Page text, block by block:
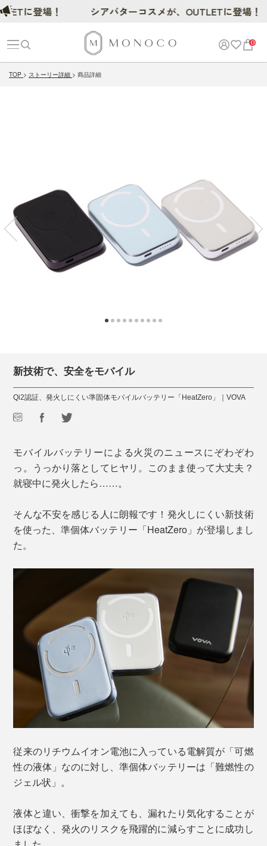
0
TOP ストーリー詳細 商品詳細
新技術で、安全をモバイル
Qi2認証、発火しにくい準固体モバイルバッテリー「HeatZero」｜VOVA
モバイルバッテリーによる火災のニュースにぞわぞわ
っ。うっかり落としてヒヤリ。このまま使って大丈夫？
就寝中に発火したら……。
そんな不安を感じる人に朗報です！発火しにくい新技術
を使った、準個体バッテリー「HeatZero」が登場しまし
た。
従来のリチウムイオン電池に入っている電解質が「可燃
性の液体」なのに対し、準個体バッテリーは「難燃性の
ジェル状」。
液体と違い、衝撃を加えても、漏れたり気化することが
ほぼなく、発火のリスクを飛躍的に減らすことに成功し
登場！ シアバターコスメが、OUTLETに登場！